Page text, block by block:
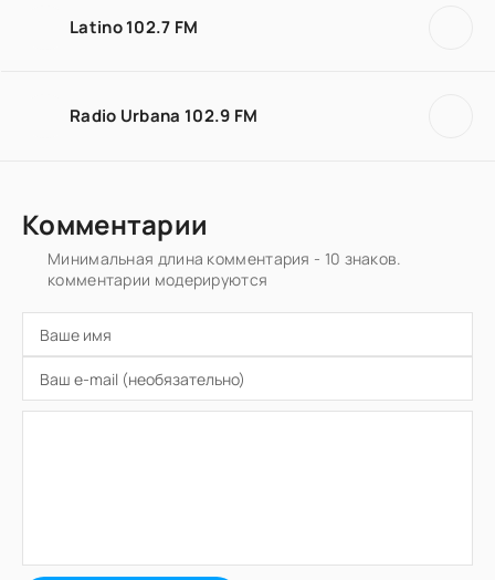
Latino 102.7 FM
Radio Urbana 102.9 FM
Комментарии
Минимальная длина комментария - 10 знаков.
комментарии модерируются